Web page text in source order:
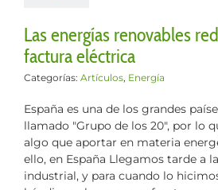
Las energías renovables
factura eléctrica
Categorías: Artículos, Energía
España es una de los grandes
llamado "Grupo de los 20", por lo
algo que aportar en materia
ello, en España Llegamos tarde a
industrial, y para cuando lo